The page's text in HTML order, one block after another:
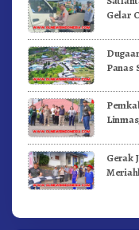
Gelar
Panas
Gerak